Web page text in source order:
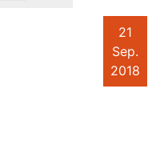
21
Sep.
2018